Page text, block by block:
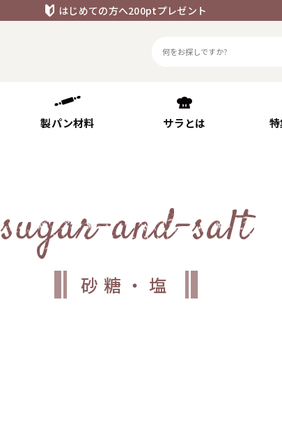
はじめての方へ200ptプレゼント
製パン材料 サラとは
sugar-and-salt
砂糖・塩